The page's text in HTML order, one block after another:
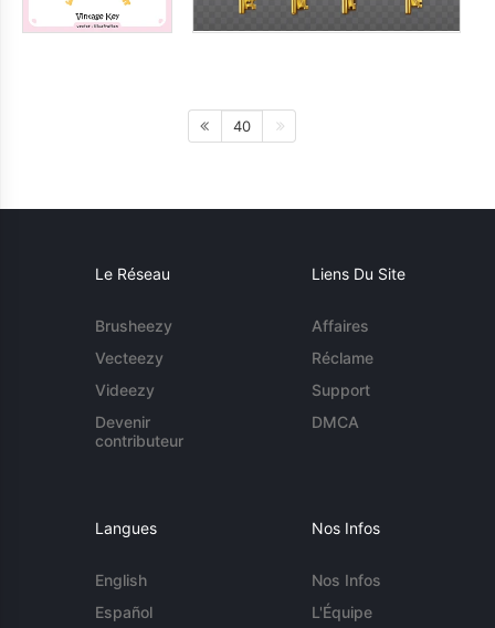
40
Le Réseau
Brusheezy
Vecteezy
Videezy
Devenir
contributeur
Liens Du Site
Affaires
Réclame
Support
DMCA
Langues
English
Español
Nos Infos
Nos Infos
L'Équipe